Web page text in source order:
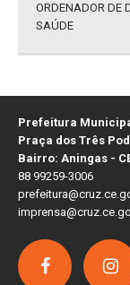
ORDENADOR DE
SAÚDE
Prefeitura
Praça dos Três
Bairro: Aningas -
88 99259-3006